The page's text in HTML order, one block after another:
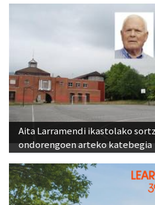
Aita Larramendi ikastolako
ondorengoen arteko katebegia